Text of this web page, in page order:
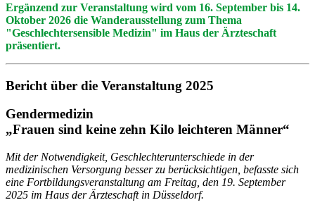
Ergänzend zur Veranstaltung wird vom 16. September bis 14.
Oktober 2026 die Wanderausstellung zum Thema
"Geschlechtersensible Medizin" im Haus der Ärzteschaft
präsentiert.
Bericht über die Veranstaltung 2025
Gendermedizin
„Frauen sind keine zehn Kilo leichteren Männer“
Mit der Notwendigkeit, Geschlechterunterschiede in der
medizinischen Versorgung besser zu berücksichtigen, befasste sich
eine Fortbildungsveranstaltung am Freitag, den 19. September
2025 im Haus der Ärzteschaft in Düsseldorf.